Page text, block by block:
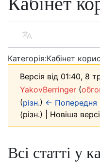
Мова
Категорія:Кабінет
Версія від 01:40, 8
YakovBerringer (
(різн.) ← Попередня
(різн.) | Новіша
Всі статті у